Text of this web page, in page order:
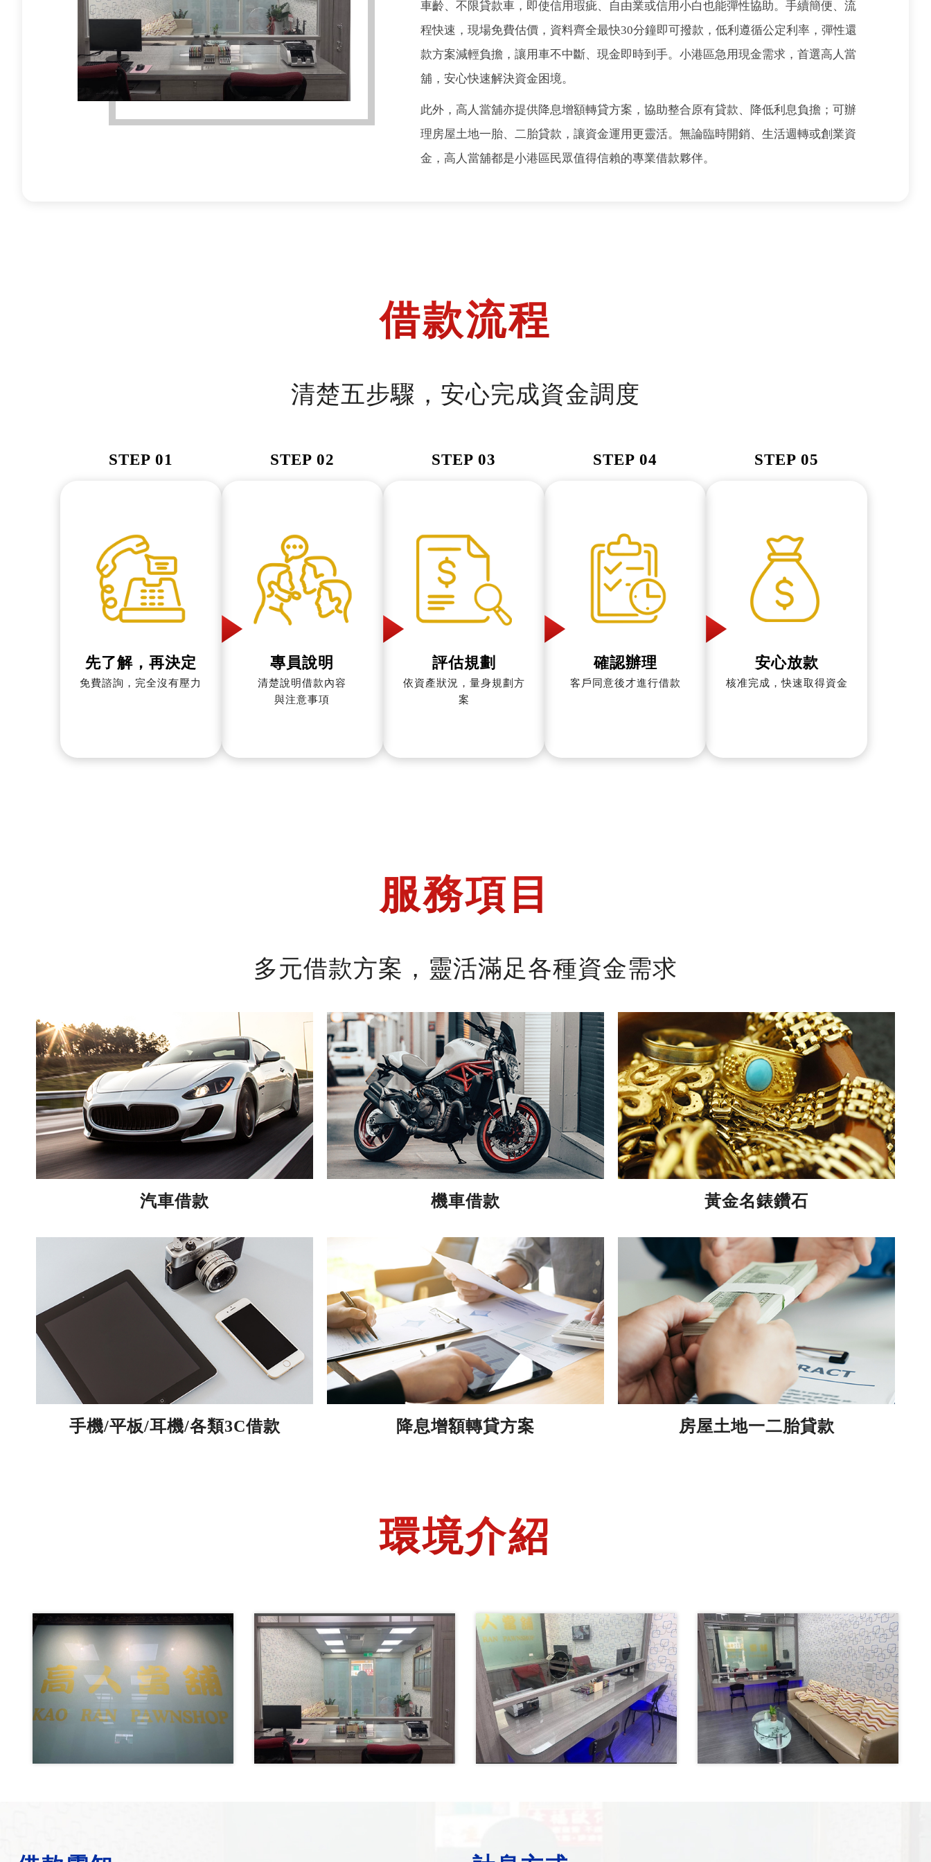
車齡、不限貸款車，即使信用瑕疵、自由業或信用小白也能彈性協助。手續簡便、流
程快速，現場免費估價，資料齊全最快30分鐘即可撥款，低利遵循公定利率，彈性還
款方案減輕負擔，讓用車不中斷、現金即時到手。小港區急用現金需求，首選高人當
舖，安心快速解決資金困境。
此外，高人當舖亦提供降息增額轉貸方案，協助整合原有貸款、降低利息負擔；可辦
理房屋土地一胎、二胎貸款，讓資金運用更靈活。無論臨時開銷、生活週轉或創業資
金，高人當舖都是小港區民眾值得信賴的專業借款夥伴。
借款流程
清楚五步驟，安心完成資金調度
STEP 01
先了解，再決定
免費諮詢，完全沒有壓力
STEP 02
專員說明
清楚說明借款內容
與注意事項
STEP 03
評估規劃
依資產狀況，量身規劃方
案
STEP 04
確認辦理
客戶同意後才進行借款
STEP 05
安心放款
核准完成，快速取得資金
服務項目
多元借款方案，靈活滿足各種資金需求
汽車借款 機車借款 黃金名錶鑽石
手機/平板/耳機/各類3C借款 降息增額轉貸方案 房屋土地一二胎貸款
環境介紹